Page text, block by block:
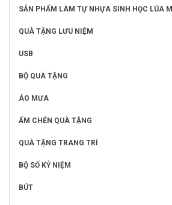
SẢN PHẨM LÀM TỰ NHỰA SINH HỌC LÚA MÌ
QUÀ TẶNG LƯU NIỆM
USB
BỘ QUÀ TẶNG
ÁO MƯA
ẤM CHÉN QUÀ TẶNG
QUÀ TẶNG TRANG TRÍ
BỘ SỐ KỶ NIỆM
BÚT